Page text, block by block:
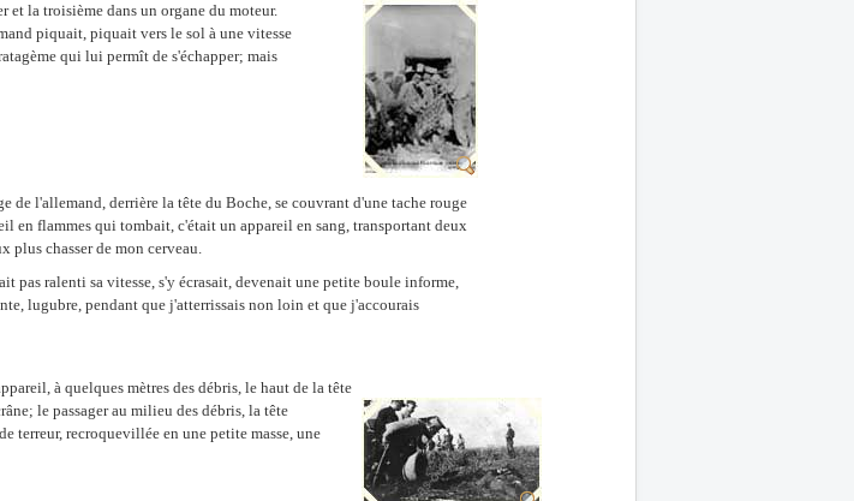
et la troisième dans un organe du moteur.
piquait, piquait vers le sol à une vitesse
qui lui permît de s'échapper; mais
de l'allemand, derrière la tête du Boche, se couvrant d'une tache rouge
en flammes qui tombait, c'était un appareil en sang, transportant deux
plus chasser de mon cerveau.
pas ralenti sa vitesse, s'y écrasait, devenait une petite boule informe,
lugubre, pendant que j'atterrissais non loin et que j'accourais
à quelques mètres des débris, le haut de la tête
le passager au milieu des débris, la tête
terreur, recroquevillée en une petite masse, une